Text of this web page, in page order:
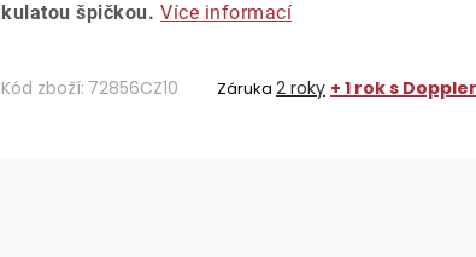
kulatou špičkou. Více informací
Kód zboží: 72856CZ10 Záruka 2 roky + 1 rok s